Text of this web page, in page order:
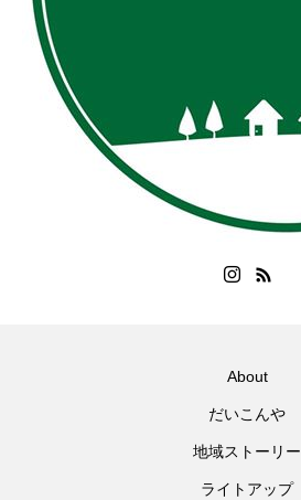
About
だいこんや
地域ストーリー
ライトアップ